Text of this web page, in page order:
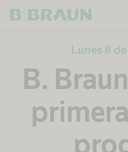
Lunes 8
B.